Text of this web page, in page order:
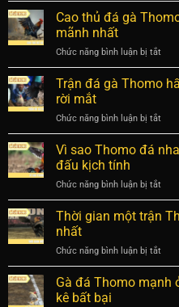
thật
bất
từ
dễ
áp
dụng
ngữ
hợp
và
chi
tiết
Cao thủ đá gà
mãnh nhất
Chức năng bình luận bị tắtở
Cao
thủ
chia
sẻ
kê
Trận đá gà Thomo
rời mắt
Chức năng bình luận bị tắtở
Trận
đá
hấp
dẫn
rời
mắt
Vì sao Thomo đá
đấu kịch tính
Chức năng bình luận bị tắtở
Vì
sao
Sự
thật
Thời gian một trận
nhất
Chức năng bình luận bị tắtở
Thời
gian
Gà đá Thomo mạnh
kê bất bại